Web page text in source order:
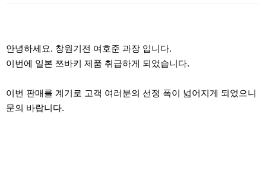
안녕하세요. 창원기전 여호준 과장 입니다.
이번에 일본 쯔바키 제품 취급하게 되었습니다.
이번 판매를 계기로 고객 여러분의 선정 폭이 넓어지게 되었으니
문의 바랍니다.